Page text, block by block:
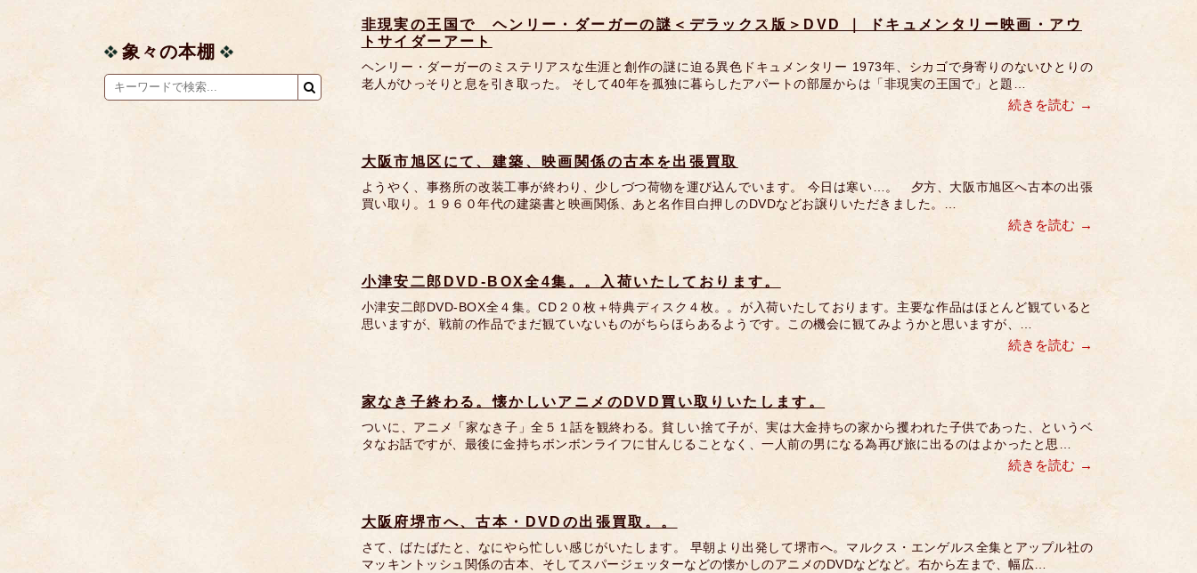
非現実の王国で ヘンリー・ダーガーの謎＜デラックス版＞DVD ｜ ドキュメンタリー映画・アウ
トサイダーアート
ヘンリー・ダーガーのミステリアスな生涯と創作の謎に迫る異色ドキュメンタリー 1973年、シカゴで身寄りのないひとりの
老人がひっそりと息を引き取った。 そして40年を孤独に暮らしたアパートの部屋からは「非現実の王国で」と題…
続きを読む
大阪市旭区にて、建築、映画関係の古本を出張買取
ようやく、事務所の改装工事が終わり、少しづつ荷物を運び込んでいます。 今日は寒い…。 夕方、大阪市旭区へ古本の出張
買い取り。１９６０年代の建築書と映画関係、あと名作目白押しのDVDなどお譲りいただきました。…
続きを読む
小津安二郎DVD-BOX全4集。。入荷いたしております。
小津安二郎DVD-BOX全４集。CD２０枚＋特典ディスク４枚。。が入荷いたしております。主要な作品はほとんど観ていると
思いますが、戦前の作品でまだ観ていないものがちらほらあるようです。この機会に観てみようかと思いますが、…
続きを読む
家なき子終わる。懐かしいアニメのDVD買い取りいたします。
ついに、アニメ「家なき子」全５１話を観終わる。貧しい捨て子が、実は大金持ちの家から攫われた子供であった、というベ
タなお話ですが、最後に金持ちボンボンライフに甘んじることなく、一人前の男になる為再び旅に出るのはよかったと思…
続きを読む
大阪府堺市へ、古本・DVDの出張買取。。
さて、ばたばたと、なにやら忙しい感じがいたします。 早朝より出発して堺市へ。マルクス・エンゲルス全集とアップル社の
マッキントッシュ関係の古本、そしてスパージェッターなどの懐かしのアニメのDVDなどなど。右から左まで、幅広…
象々の本棚